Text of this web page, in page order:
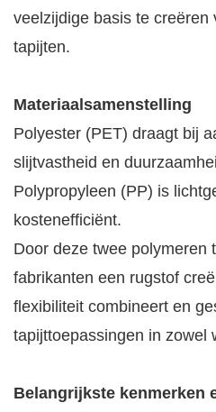
veelzijdige basis te creëren
tapijten.
Materiaalsamenstelling
Polyester (PET) draagt ​​bij
slijtvastheid en
Polypropyleen (PP) is
kostenefficiënt.
Door deze twee polymeren
fabrikanten een rugstof
flexibiliteit combineert en
tapijttoepassingen in zowel
Belangrijkste kenmerken